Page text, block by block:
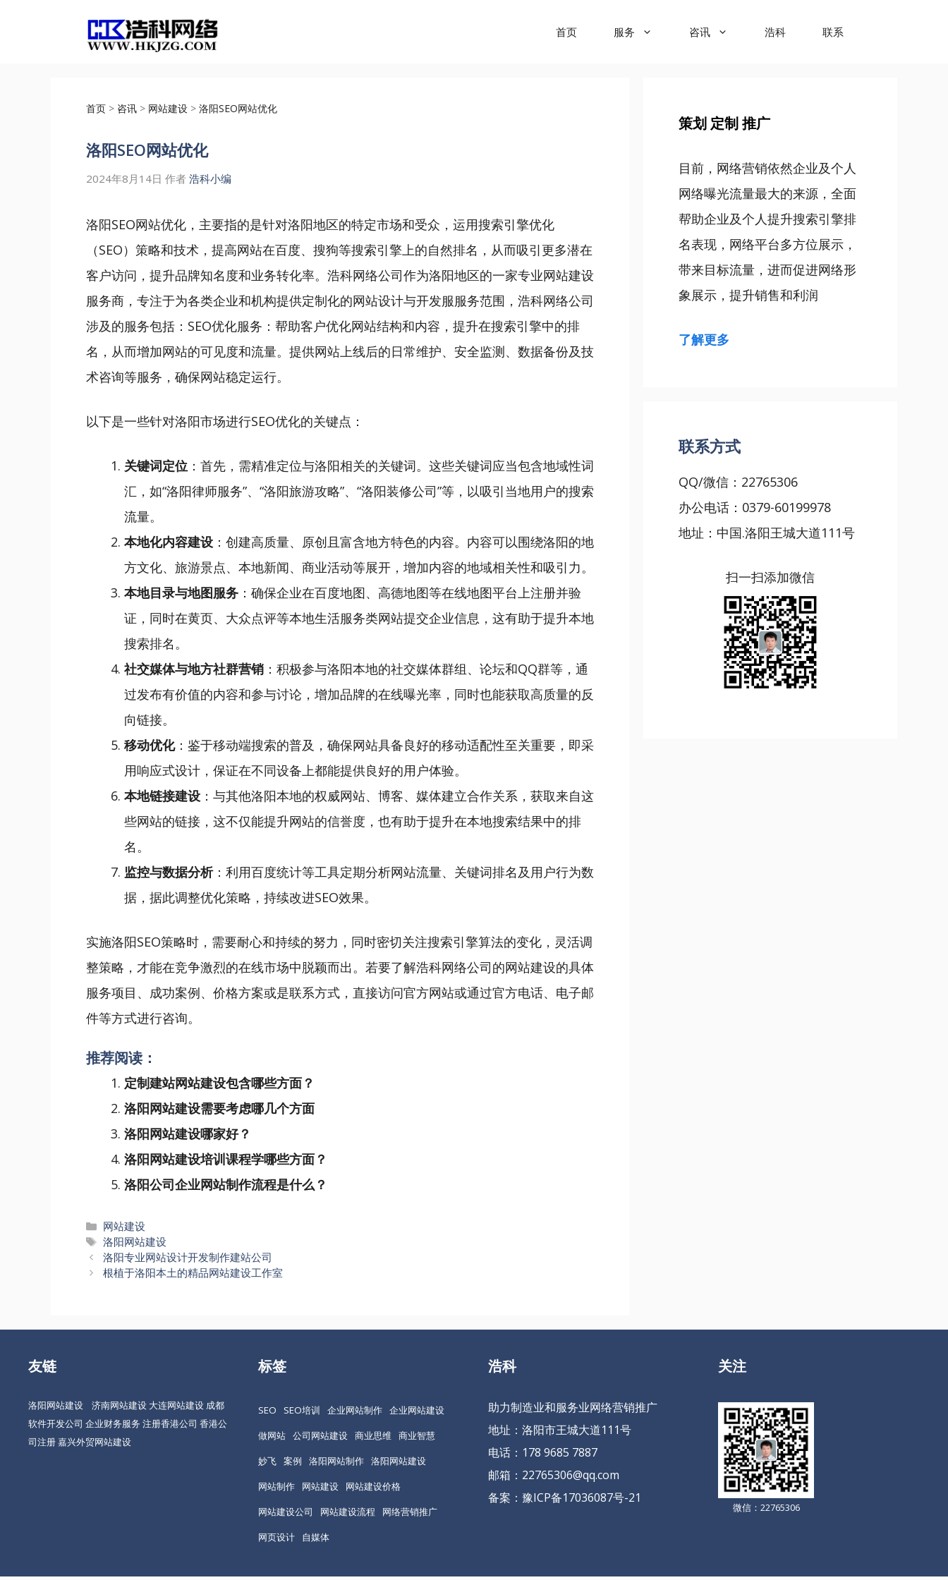
首页 服务 咨讯 浩科 联系
首页 > 咨讯 > 网站建设 > 洛阳SEO网站优化
洛阳SEO网站优化
2024年8月14日 作者 浩科小编
洛阳SEO网站优化，主要指的是针对洛阳地区的特定市场和受众，运用搜索引擎优化
（SEO）策略和技术，提高网站在百度、搜狗等搜索引擎上的自然排名，从而吸引更多潜在
客户访问，提升品牌知名度和业务转化率。浩科网络公司作为洛阳地区的一家专业网站建设
服务商，专注于为各类企业和机构提供定制化的网站设计与开发服服务范围，浩科网络公司
涉及的服务包括：SEO优化服务：帮助客户优化网站结构和内容，提升在搜索引擎中的排
名，从而增加网站的可见度和流量。提供网站上线后的日常维护、安全监测、数据备份及技
术咨询等服务，确保网站稳定运行。
以下是一些针对洛阳市场进行SEO优化的关键点：
关键词定位 ：首先，需精准定位与洛阳相关的关键词。这些关键词应当包含地域性词
汇，如“洛阳律师服务”、“洛阳旅游攻略”、“洛阳装修公司”等，以吸引当地用户的搜索
流量。
本地化内容建设 ：创建高质量、原创且富含地方特色的内容。内容可以围绕洛阳的地
方文化、旅游景点、本地新闻、商业活动等展开，增加内容的地域相关性和吸引力。
本地目录与地图服务 ：确保企业在百度地图、高德地图等在线地图平台上注册并验
证，同时在黄页、大众点评等本地生活服务类网站提交企业信息，这有助于提升本地
搜索排名。
社交媒体与地方社群营销 ：积极参与洛阳本地的社交媒体群组、论坛和QQ群等，通
过发布有价值的内容和参与讨论，增加品牌的在线曝光率，同时也能获取高质量的反
向链接。
移动优化：鉴于移动端搜索的普及，确保网站具备良好的移动适配性至关重要，即采
用响应式设计，保证在不同设备上都能提供良好的用户体验。
本地链接建设 ：与其他洛阳本地的权威网站、博客、媒体建立合作关系，获取来自这
些网站的链接，这不仅能提升网站的信誉度，也有助于提升在本地搜索结果中的排
名。
监控与数据分析：利用百度统计等工具定期分析网站流量、关键词排名及用户行为数
据，据此调整优化策略，持续改进SEO效果。
实施洛阳SEO策略时，需要耐心和持续的努力，同时密切关注搜索引擎算法的变化，灵活调
整策略，才能在竞争激烈的在线市场中脱颖而出。若要了解浩科网络公司的网站建设的具体
服务项目、成功案例、价格方案或是联系方式，直接访问官方网站或通过官方电话、电子邮
件等方式进行咨询。
推荐阅读：
定制建站网站建设包含哪些方面？
洛阳网站建设需要考虑哪几个方面
洛阳网站建设哪家好？
洛阳网站建设培训课程学哪些方面？
洛阳公司企业网站制作流程是什么？
分
类
网站建设
标
签
洛阳网站建设
文
章
洛阳专业网站设计开发制作建站公司
根植于洛阳本土的精品网站建设工作室
策划 定制 推广
目前，网络营销依然企业及个人
网络曝光流量最大的来源，全面
帮助企业及个人提升搜索引擎排
名表现，网络平台多方位展示，
带来目标流量，进而促进网络形
象展示，提升销售和利润
了解更多
联系方式
QQ/微信：22765306
办公电话：0379-60199978
地址：中国.洛阳王城大道111号
扫一扫添加微信
友链
洛阳网站建设 济南网站建设 大连网站建设 成都
软件开发公司 企业财务服务 注册香港公司 香港公
司注册嘉兴外贸网站建设
标签
SEO SEO培训 企业网站制作 企业网站建设
做网站 公司网站建设 商业思维
商业智慧
妙飞 案例 洛阳网站制作 洛阳网站建设
网站制作
网站建设
网站建设价格
网站建设公司
网站建设流程
网络营销推广
网页设计
自媒体
浩科
助力制造业和服务业网络营销推广
地址：洛阳市王城大道111号
电话：178 9685 7887
邮箱：22765306@qq.com
备案： 豫ICP备17036087号-21
关注
微信：22765306